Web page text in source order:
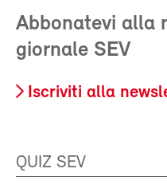
Abbonatevi alla
giornale SEV
Iscriviti alla
QUIZ SEV